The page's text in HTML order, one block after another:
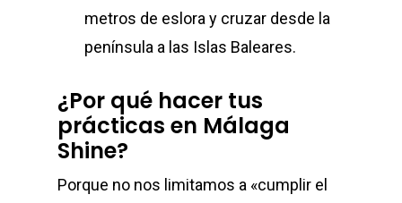
metros de eslora y cruzar desde la
península a las Islas Baleares.
¿Por qué hacer tus
prácticas en Málaga
Shine?
Porque no nos limitamos a «cumplir el